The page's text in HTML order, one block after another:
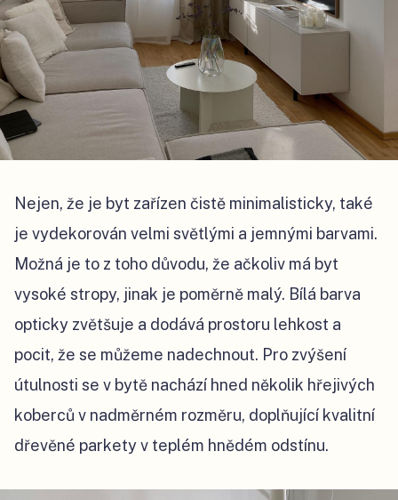
Nejen, že je byt zařízen čistě minimalisticky, také
je vydekorován velmi světlými a jemnými barvami.
Možná je to z toho důvodu, že ačkoliv má byt
vysoké stropy, jinak je poměrně malý. Bílá barva
opticky zvětšuje a dodává prostoru lehkost a
pocit, že se můžeme nadechnout. Pro zvýšení
útulnosti se v bytě nachází hned několik hřejivých
koberců v nadměrném rozměru, doplňující kvalitní
dřevěné parkety v teplém hnědém odstínu.